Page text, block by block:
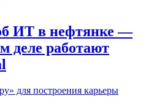
ИТ в нефтянке —
деле работают